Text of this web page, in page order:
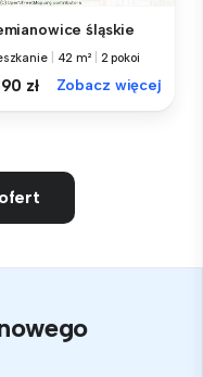
śląskie
42 m² 2 pokoi
zł Zobacz więcej